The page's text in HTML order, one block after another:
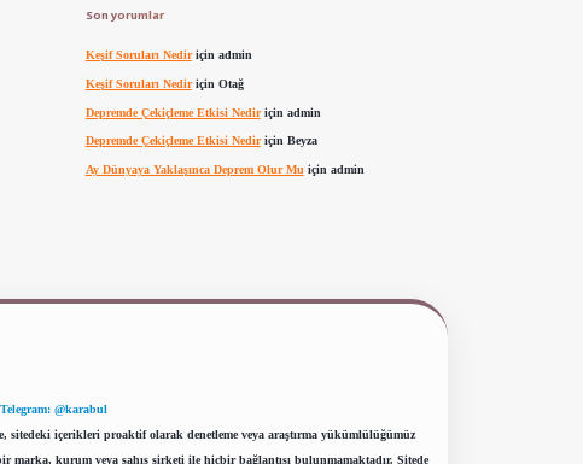
Son yorumlar
Keşif Soruları Nediriçin admin
Keşif Soruları Nediriçin Otağ
Depremde Çekiçleme Etkisi Nediriçin admin
Depremde Çekiçleme Etkisi Nediriçin Beyza
Ay Dünyaya Yaklaşınca Deprem Olur Mu için admin
Telegram: @karabul
sitedeki içerikleri proaktif olarak denetleme veya araştırma yükümlülüğümüz
kurum veya şahıs şirketi ile hiçbir bağlantısı bulunmamaktadır. Sitede